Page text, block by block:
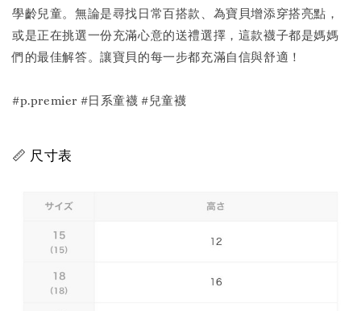
學齡兒童。無論是尋找日常百搭款、為寶貝增添穿搭亮點，
或是正在挑選一份充滿心意的送禮選擇，這款襪子都是媽媽
們的最佳解答。讓寶貝的每一步都充滿自信與舒適！
#p.premier #日系童襪 #兒童襪
📏 尺寸表